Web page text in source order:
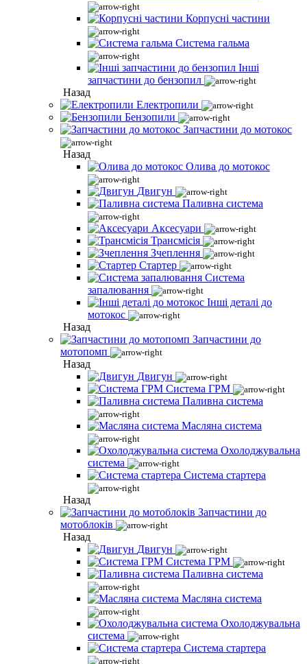
Корпусні частини
Система гальма
Інші
запчастини до бензопил
Назад
Електропили
Бензопили
Запчастини до мотокос
Назад
Олива до мотокос
Двигун
Паливна система
Аксесуари
Трансмісія
Зчеплення
Стартер
Система
запалювання
Інші деталі до
мотокос
Назад
Запчастини до
мотопомп
Назад
Двигун
Система ГРМ
Паливна система
Масляна система
Охолоджувальна
система
Система стартера
Назад
Запчастини до
мотоблоків
Назад
Двигун
Система ГРМ
Паливна система
Масляна система
Охолоджувальна
система
Система стартера